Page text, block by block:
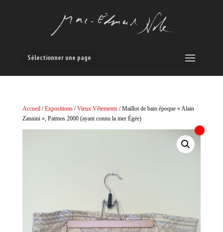
Sélectionner une page
Accueil/Expositions/Vieux Vêtements/ Maillot de bain époque « Alain
Zannini », Patmos 2000 (ayant connu la mer Égée)